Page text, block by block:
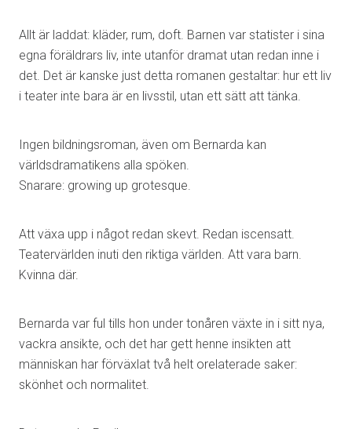
Allt är laddat: kläder, rum, doft. Barnen var statister i sina
egna föräldrars liv, inte utanför dramat utan redan inne i
det. Det är kanske just detta romanen gestaltar: hur ett liv
i teater inte bara är en livsstil, utan ett sätt att tänka.
Ingen bildningsroman, även om Bernarda kan
världsdramatikens alla spöken.
Snarare: growing up grotesque.
Att växa upp i något redan skevt. Redan iscensatt.
Teatervärlden inuti den riktiga världen. Att vara barn.
Kvinna där.
Bernarda var ful tills hon under tonåren växte in i sitt nya,
vackra ansikte, och det har gett henne insikten att
människan har förväxlat två helt orelaterade saker:
skönhet och normalitet.